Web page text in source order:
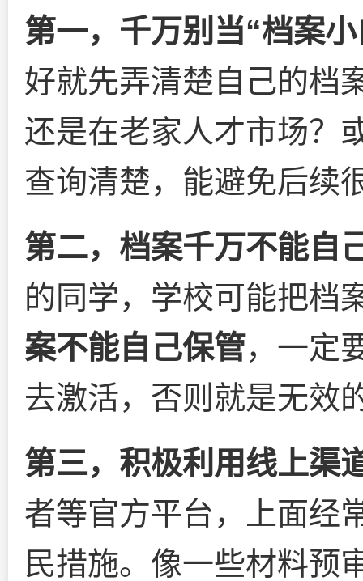
第一，千万别当“档案小
好就先弄清楚自己的档
还是在老家人才市场？
查询清楚，能避免后续
第二，档案千万不能自
的同学，学校可能把档
案不能自己保管，一定
去激活，否则就是无效
第三，积极利用线上渠
者等官方平台，上面经
民措施。像一些材料预